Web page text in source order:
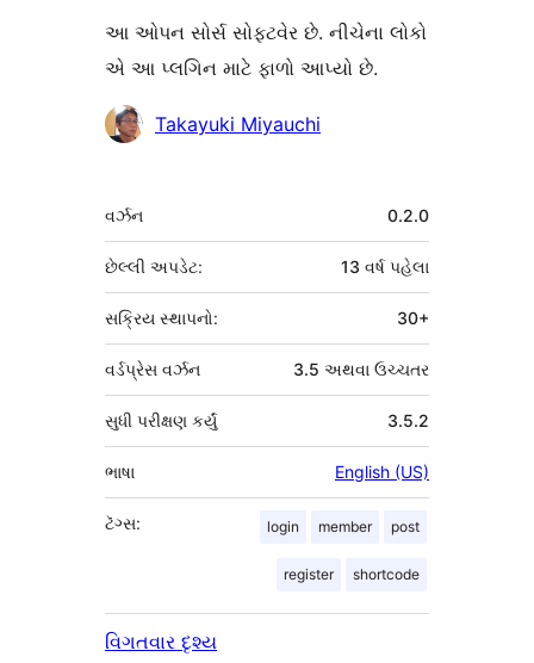
આ ઓપન સોર્સ સોફ્ટવેર છે. નીચેના લોકો
એ આ પ્લગિન માટે ફાળો આપ્યો છે.
ફાળો Takayuki Miyauchi
મેટા
વર્ઝન 0.2.0
છેલ્લી અપડેટ: 13 વર્ષપહેલા
સક્રિય સ્થાપનો: 30+
વર્ડપ્રેસ વર્ઝન 3.5 અથવા ઉચ્ચતર
3.5.2
સુધી પરીક્ષણ કર્યું
ભાષા English (US)
ટૅગ્સ: login member post
register shortcode
વિગતવાર દૃશ્ય